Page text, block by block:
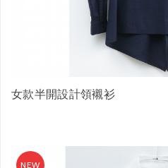
女款半開設計領襯衫